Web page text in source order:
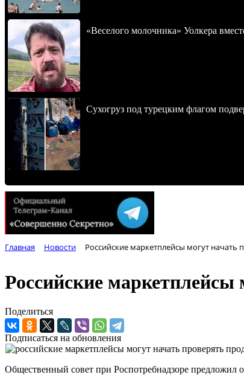
«Веселого молочника» Уолкера
Сухогруз под турецким флагом
Главная Новости Российские маркетплейсы могут начать
Российские маркетплейсы
Поделиться
Подписаться на обновления
Общественный совет при Роспотребнадзоре предложил